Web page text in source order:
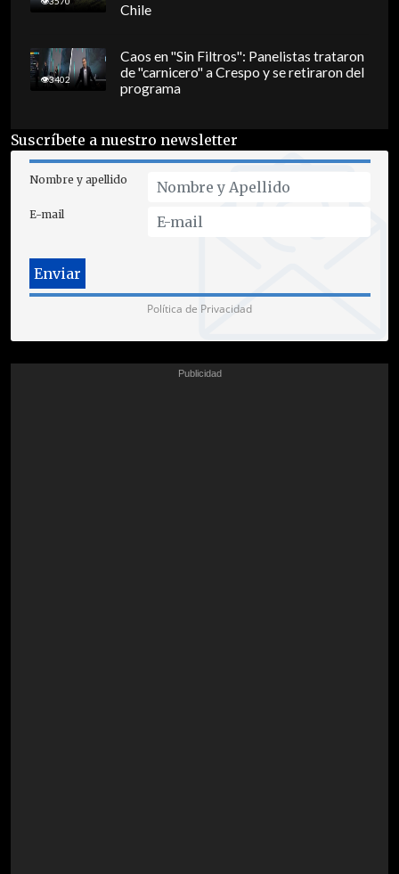
Chile
3402
Caos en "Sin Filtros": Panelistas trataron
de "carnicero" a Crespo y se retiraron del
programa
Suscríbete a nuestro newsletter
Nombre y apellido
E-mail
Política de Privacidad